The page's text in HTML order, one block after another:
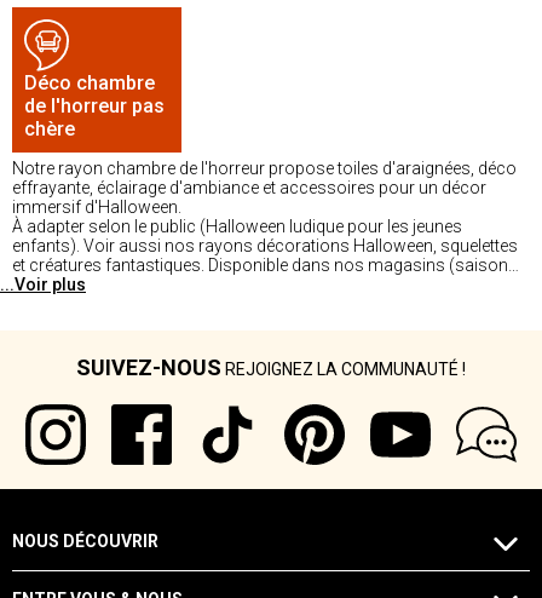
Déco chambre
de l'horreur pas
chère
Notre rayon chambre de l'horreur propose toiles d'araignées, déco
effrayante, éclairage d'ambiance et accessoires pour un décor
immersif d'Halloween.
À adapter selon le public (Halloween ludique pour les jeunes
enfants). Voir aussi nos rayons décorations Halloween, squelettes
et créatures fantastiques. Disponible dans nos magasins (saison
d'octobre).
...Voir plus
SUIVEZ-NOUS REJOIGNEZ LA COMMUNAUTÉ !
NOUS DÉCOUVRIR